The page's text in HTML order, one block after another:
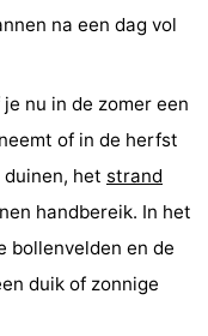
na een dag vol
je nu in de zomer een
neemt of in de herfst
het strand
handbereik. In het
bollenvelden en de
duik of zonnige